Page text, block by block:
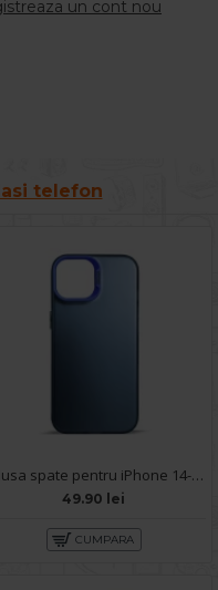
un cont nou
telefon
Husa spate pentru iPhone 14- Glace case Albastru
49.90 lei
CUMPARA